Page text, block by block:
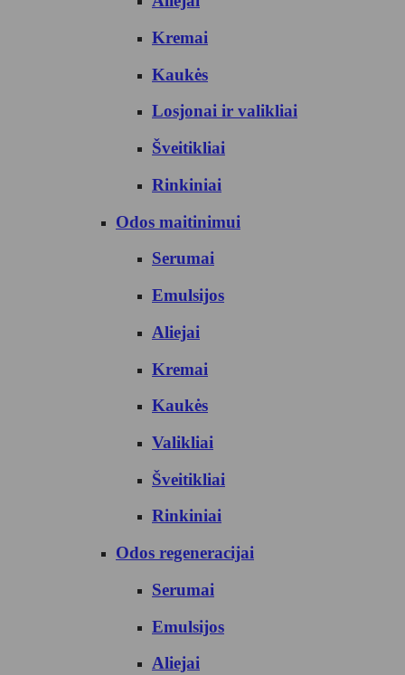
Kremai
Kaukės
Losjonai ir valikliai
Šveitikliai
Rinkiniai
Odos maitinimui
Serumai
Emulsijos
Aliejai
Kremai
Kaukės
Valikliai
Šveitikliai
Rinkiniai
Odos regeneracijai
Serumai
Emulsijos
Aliejai